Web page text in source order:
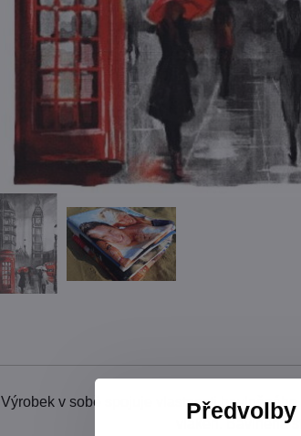
Výrobek v sobě spojuje vlastnosti
vláken. Bavlněná